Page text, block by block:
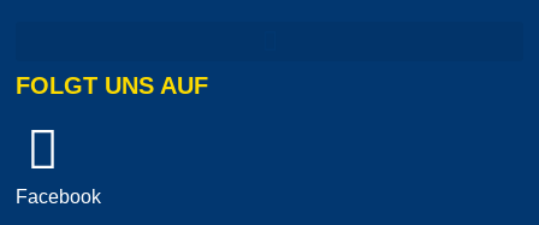
FOLGT UNS AUF
Facebook